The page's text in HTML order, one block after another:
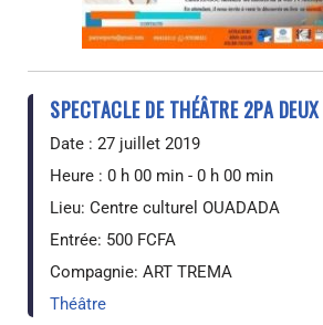
SPECTACLE DE THÉÂTRE 2PA DEUX
Date : 27 juillet 2019
Heure : 0 h 00 min - 0 h 00 min
Lieu: Centre culturel OUADADA
Entrée: 500 FCFA
Compagnie: ART TREMA
Théâtre